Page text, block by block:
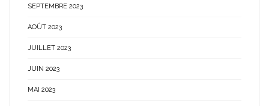
SEPTEMBRE 2023
AOÛT 2023
JUILLET 2023
JUIN 2023
MAI 2023